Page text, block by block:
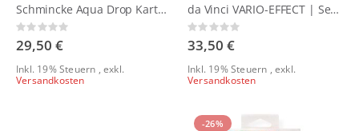
Schmincke Aqua Drop Kartonset 5 x 30 ml
Rating:
0%
29,50 €
Inkl. 19% Steuern ,exkl.
Versandkosten
da Vinci VARIO-EFFECT | Serie 88
Rating:
0%
33,50 €
Inkl. 19% Steuern ,exkl.
Versandkosten
-26%